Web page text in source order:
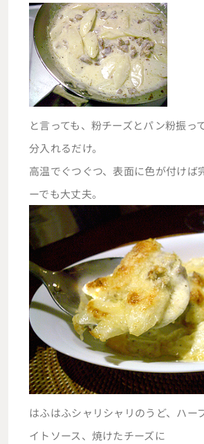
と言っても、粉チーズとパン粉振っ
分入れるだけ。
高温でぐつぐつ、表面に色が付けば
ーでも大丈夫。
はふはふシャリシャリのうど、ハー
イトソース、焼けたチーズに